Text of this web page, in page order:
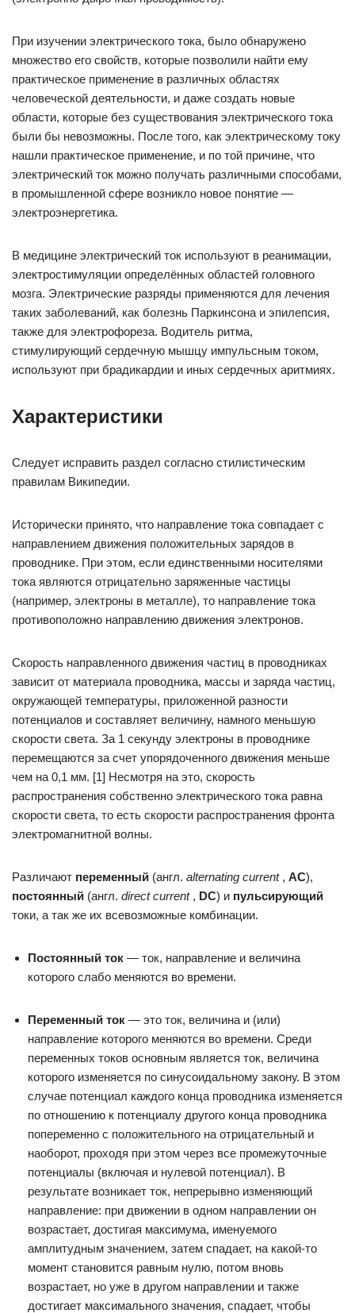
При изучении электрического тока, было обнаружено
множество его свойств, которые позволили найти ему
практическое применение в различных областях
человеческой деятельности, и даже создать новые
области, которые без существования электрического тока
были бы невозможны. После того, как электрическому току
нашли практическое применение, и по той причине, что
электрический ток можно получать различными способами,
в промышленной сфере возникло новое понятие —
электроэнергетика.
В медицине электрический ток используют в реанимации,
электростимуляции определённых областей головного
мозга. Электрические разряды применяются для лечения
таких заболеваний, как болезнь Паркинсона и эпилепсия,
также для электрофореза. Водитель ритма,
стимулирующий сердечную мышцу импульсным током,
используют при брадикардии и иных сердечных аритмиях.
Характеристики
Следует исправить раздел согласно стилистическим
правилам Википедии.
Исторически принято, что направление тока совпадает с
направлением движения положительных зарядов в
проводнике. При этом, если единственными носителями
тока являются отрицательно заряженные частицы
(например, электроны в металле), то направление тока
противоположно направлению движения электронов.
Скорость направленного движения частиц в проводниках
зависит от материала проводника, массы и заряда частиц,
окружающей температуры, приложенной разности
потенциалов и составляет величину, намного меньшую
скорости света. За 1 секунду электроны в проводнике
перемещаются за счет упорядоченного движения меньше
чем на 0,1 мм. [1] Несмотря на это, скорость
распространения собственно электрического тока равна
скорости света, то есть скорости распространения фронта
электромагнитной волны.
Различают переменный (англ. alternating current, AC),
постоянный (англ. direct current, DC) и пульсирующий
токи, а так же их всевозможные комбинации.
Постоянный ток — ток, направление и величина
которого слабо меняются во времени.
Переменный ток — это ток, величина и (или)
направление которого меняются во времени. Среди
переменных токов основным является ток, величина
которого изменяется по синусоидальному закону. В этом
случае потенциал каждого конца проводника изменяется
по отношению к потенциалу другого конца проводника
попеременно с положительного на отрицательный и
наоборот, проходя при этом через все промежуточные
потенциалы (включая и нулевой потенциал). В
результате возникает ток, непрерывно изменяющий
направление: при движении в одном направлении он
возрастает, достигая максимума, именуемого
амплитудным значением, затем спадает, на какой-то
момент становится равным нулю, потом вновь
возрастает, но уже в другом направлении и также
достигает максимального значения, спадает, чтобы